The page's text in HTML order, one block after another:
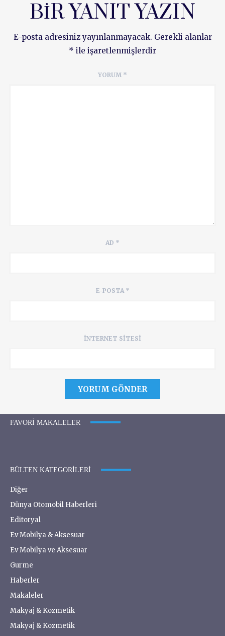
BIR YANIT YAZIN
E-posta adresiniz yayınlanmayacak. Gerekli alanlar
* ile işaretlenmişlerdir
YORUM *
AD *
E-POSTA *
İNTERNET SITESI
FAVORI MAKALELER
BÜLTEN KATEGORILERI
Diğer
Dünya Otomobil Haberleri
Editoryal
Ev Mobilya & Aksesuar
Ev Mobilya ve Aksesuar
Gurme
Haberler
Makaleler
Makyaj & Kozmetik
Makyaj & Kozmetik